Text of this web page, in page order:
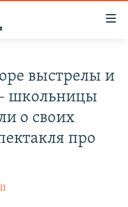
выстрелы и
школьницы
о своих
про